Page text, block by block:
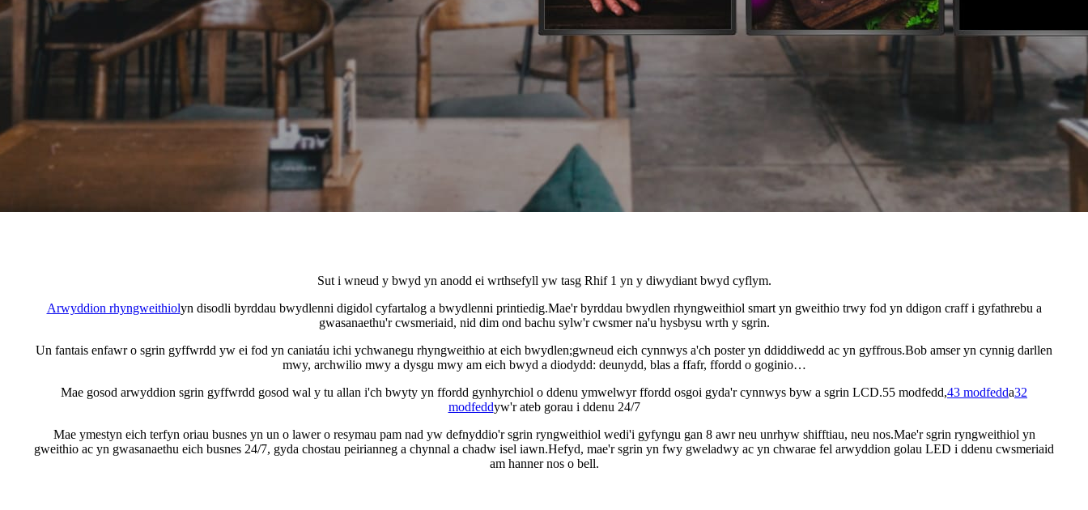
Sut i wneud y bwyd yn anodd ei wrthsefyll yw tasg Rhif 1 yn y diwydiant bwyd cyflym.
Arwyddion rhyngweithiolyn disodli byrddau bwydlenni digidol cyfartalog a bwydlenni printiedig.Mae'r byrddau bwydlen rhyngweithiol smart yn gweithio trwy fod yn ddigon craff i gyfathrebu a
gwasanaethu'r cwsmeriaid, nid dim ond bachu sylw'r cwsmer na'u hysbysu wrth y sgrin.
Un fantais enfawr o sgrin gyffwrdd yw ei fod yn caniatáu ichi ychwanegu rhyngweithio at eich bwydlen;gwneud eich cynnwys a'ch poster yn ddiddiwedd ac yn gyffrous.Bob amser yn cynnig darllen
mwy, archwilio mwy a dysgu mwy am eich bwyd a diodydd: deunydd, blas a ffafr, ffordd o goginio…
Mae gosod arwyddion sgrin gyffwrdd gosod wal y tu allan i'ch bwyty yn ffordd gynhyrchiol o ddenu ymwelwyr ffordd osgoi gyda'r cynnwys byw a sgrin LCD.55 modfedd,43 modfedda32
modfeddyw'r ateb gorau i ddenu 24/7
Mae ymestyn eich terfyn oriau busnes yn un o lawer o resymau pam nad yw defnyddio'r sgrin ryngweithiol wedi'i gyfyngu gan 8 awr neu unrhyw shifftiau, neu nos.Mae'r sgrin ryngweithiol yn
gweithio ac yn gwasanaethu eich busnes 24/7, gyda chostau peirianneg a chynnal a chadw isel iawn.Hefyd, mae'r sgrin yn fwy gweladwy ac yn chwarae fel arwyddion golau LED i ddenu cwsmeriaid
am hanner nos o bell.